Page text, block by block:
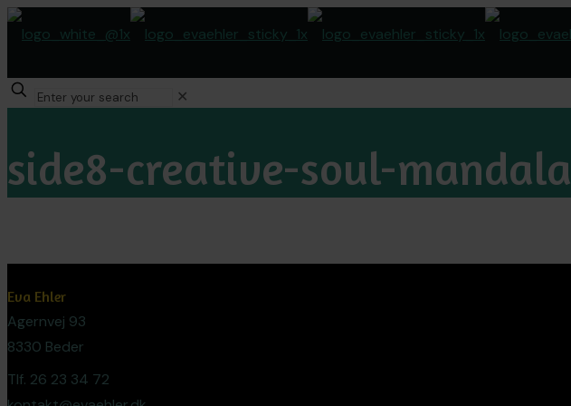
✕
side8-creative-soul-mandala
Eva Ehler
Agernvej 93
8330 Beder
Tlf. 26 23 34 72